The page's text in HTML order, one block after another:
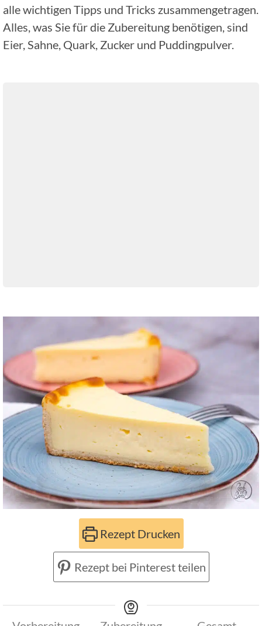
alle wichtigen Tipps und Tricks zusammengetragen.
Alles, was Sie für die Zubereitung benötigen, sind
Eier, Sahne, Quark, Zucker und Puddingpulver.
Rezept Drucken
Rezept bei Pinterest teilen